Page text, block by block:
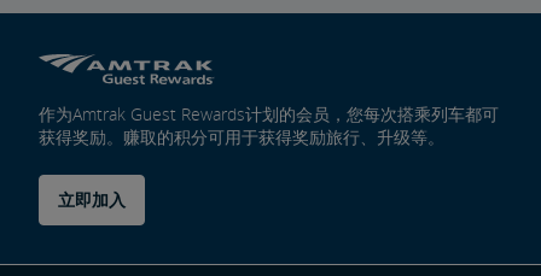
作为Amtrak Guest Rewards计划的会员，您每次搭乘列车都可
获得奖励。赚取的积分可用于获得奖励旅行、升级等。
立即加入